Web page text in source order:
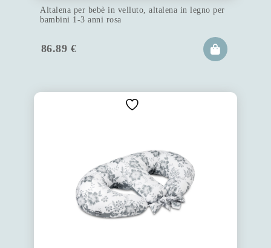
Altalena per bebè in velluto, altalena in legno per
bambini 1-3 anni rosa
86.89 €